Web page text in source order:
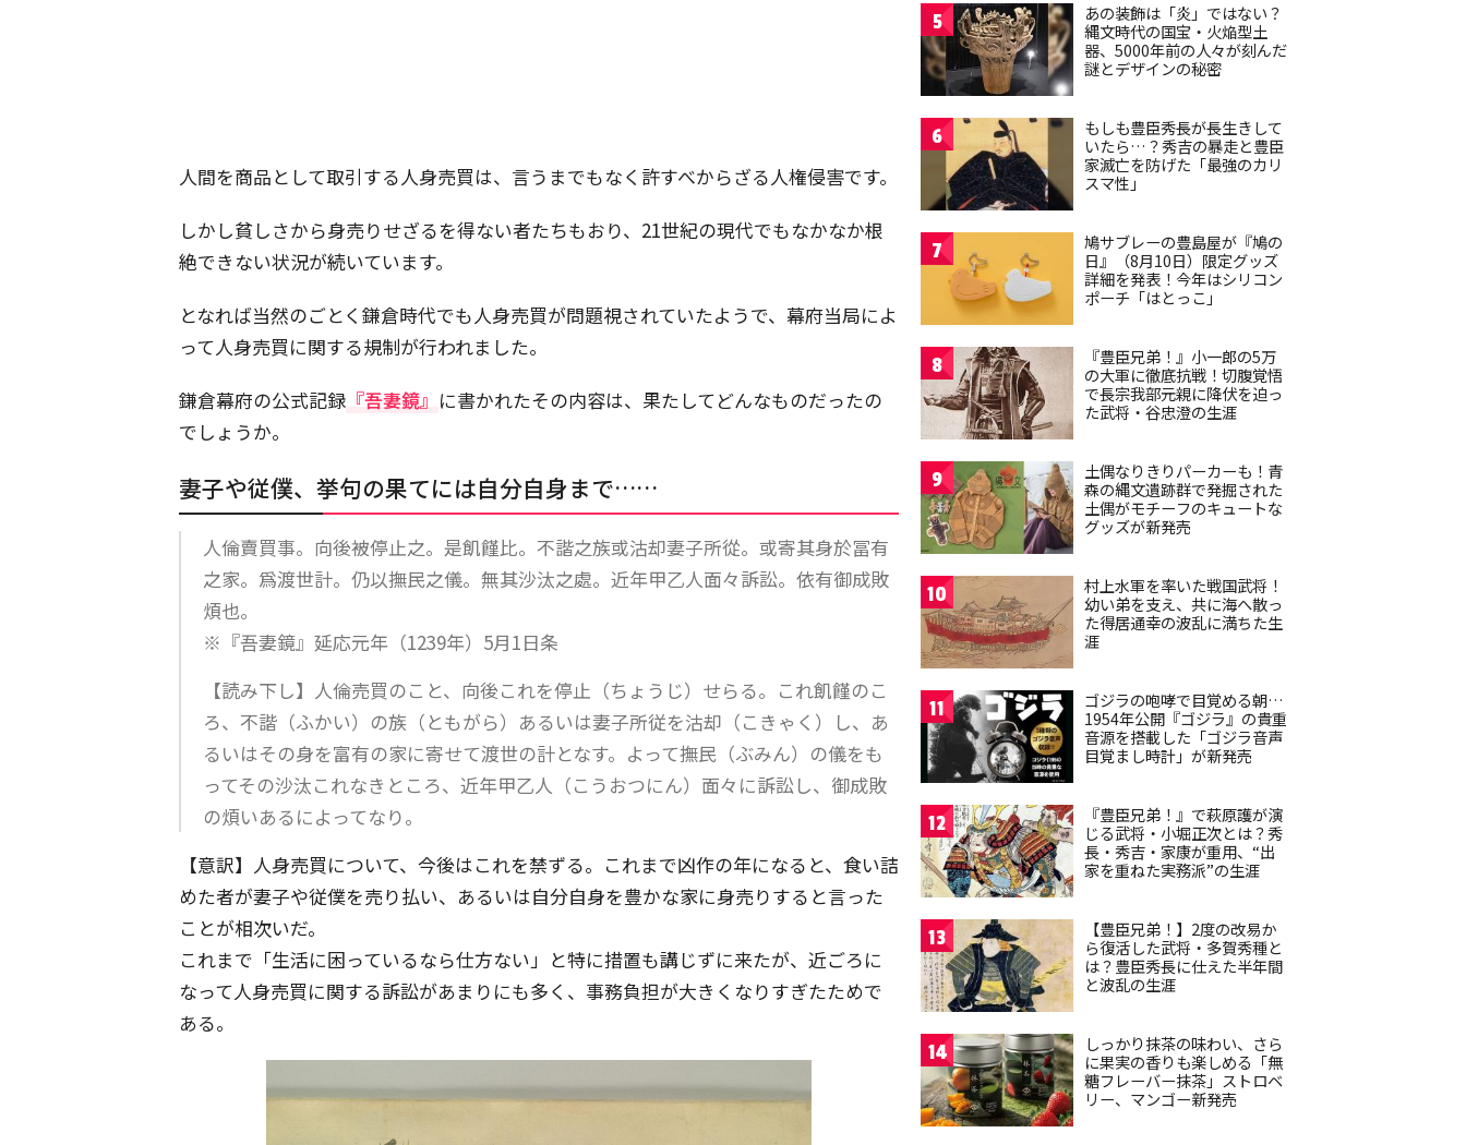
人間を商品として取引する人身売買は、言うまでもなく許すべからざる人権侵害です。
しかし貧しさから身売りせざるを得ない者たちもおり、21世紀の現代でもなかなか根
絶できない状況が続いています。
となれば当然のごとく鎌倉時代でも人身売買が問題視されていたようで、幕府当局によ
って人身売買に関する規制が行われました。
鎌倉幕府の公式記録 『吾妻鏡』 に書かれたその内容は、果たしてどんなものだったの
でしょうか。
妻子や従僕、挙句の果てには自分自身まで……
人倫賣買事。向後被停止之。是飢饉比。不諧之族或沽却妻子所從。或寄其身於冨有
之家。爲渡世計。仍以撫民之儀。無其沙汰之處。近年甲乙人面々訴訟。依有御成敗
煩也。
※『吾妻鏡』延応元年（1239年）5月1日条
【読み下し】人倫売買のこと、向後これを停止（ちょうじ）せらる。これ飢饉のこ
ろ、不諧（ふかい）の族（ともがら）あるいは妻子所従を沽却（こきゃく）し、あ
るいはその身を富有の家に寄せて渡世の計となす。よって撫民（ぶみん）の儀をも
ってその沙汰これなきところ、近年甲乙人（こうおつにん）面々に訴訟し、御成敗
の煩いあるによってなり。
【意訳】人身売買について、今後はこれを禁ずる。これまで凶作の年になると、食い詰
めた者が妻子や従僕を売り払い、あるいは自分自身を豊かな家に身売りすると言った
ことが相次いだ。
これまで「生活に困っているなら仕方ない」と特に措置も講じずに来たが、近ごろに
なって人身売買に関する訴訟があまりにも多く、事務負担が大きくなりすぎたためで
ある。
5
あの装飾は「炎」ではない？
縄文時代の国宝・火焔型土
器、5000年前の人々が刻んだ
謎とデザインの秘密
6
もしも豊臣秀長が長生きして
いたら…？秀吉の暴走と豊臣
家滅亡を防げた「最強のカリ
スマ性」
7
鳩サブレーの豊島屋が『鳩の
日』（8月10日）限定グッズ
詳細を発表！今年はシリコン
ポーチ「はとっこ」
8
『豊臣兄弟！』小一郎の5万
の大軍に徹底抗戦！切腹覚悟
で長宗我部元親に降伏を迫っ
た武将・谷忠澄の生涯
9
土偶なりきりパーカーも！青
森の縄文遺跡群で発掘された
土偶がモチーフのキュートな
グッズが新発売
10
村上水軍を率いた戦国武将！
幼い弟を支え、共に海へ散っ
た得居通幸の波乱に満ちた生
涯
11
ゴジラの咆哮で目覚める朝…
1954年公開『ゴジラ』の貴重
音源を搭載した「ゴジラ音声
目覚まし時計」が新発売
12
『豊臣兄弟！』で萩原護が演
じる武将・小堀正次とは？秀
長・秀吉・家康が重用、“出
家を重ねた実務派”の生涯
13
【豊臣兄弟！】2度の改易か
ら復活した武将・多賀秀種と
は？豊臣秀長に仕えた半年間
と波乱の生涯
14
しっかり抹茶の味わい、さら
に果実の香りも楽しめる「無
糖フレーバー抹茶」ストロベ
リー、マンゴー新発売